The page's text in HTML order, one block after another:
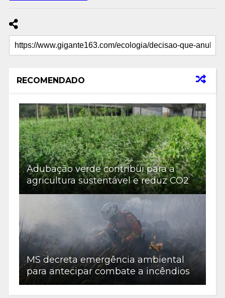
RECOMENDADO
Adubação verde contribui para a
agricultura sustentável e reduz CO2
MS decreta emergência ambiental
para antecipar combate a incêndios